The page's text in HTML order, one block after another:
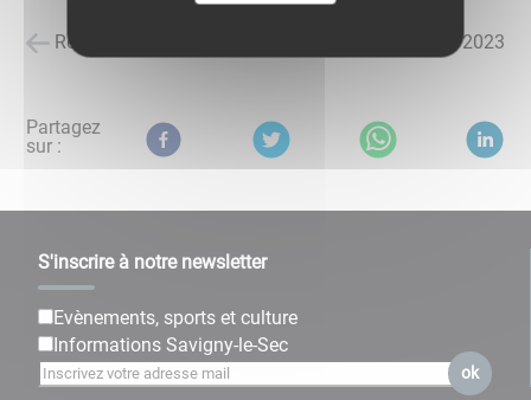
Retour à la liste des actualités 07/04/2023
Partagez
sur :
S'inscrire à notre newsletter
Evènements, sports et culture
Informations Savigny-le-Sec
ok